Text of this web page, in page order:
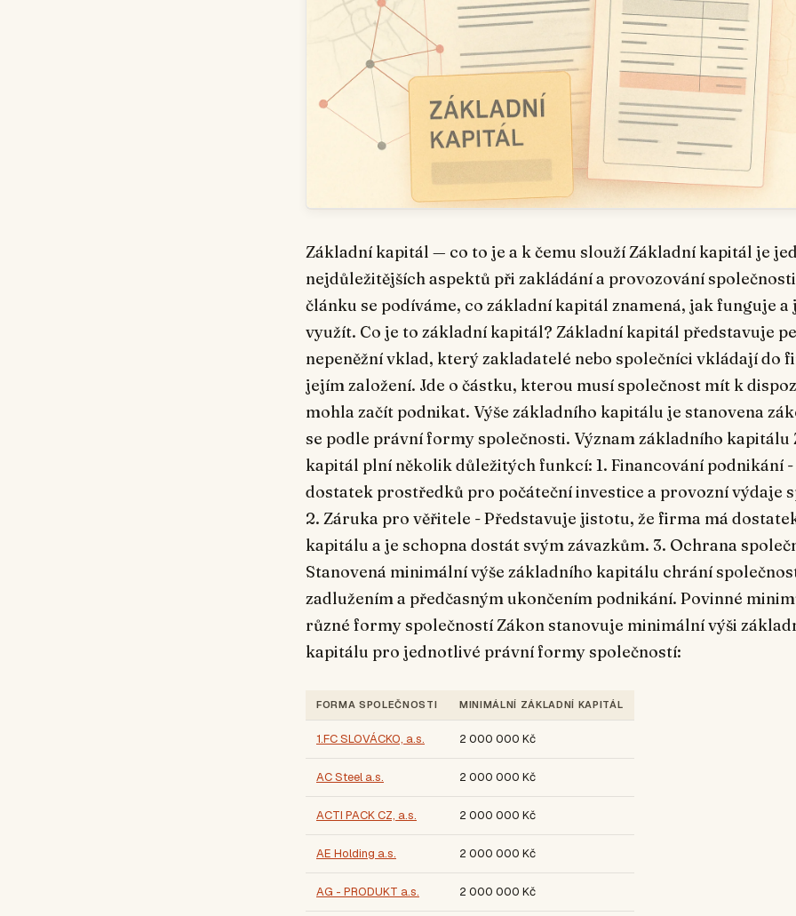
Základní kapitál — co to je a k čemu slouží Základní kapitál je
nejdůležitějších aspektů při zakládání a provozování
článku se podíváme, co základní kapitál znamená, jak funguje a
využít. Co je to základní kapitál? Základní kapitál představuje
nepeněžní vklad, který zakladatelé nebo společníci vkládají do
jejím založení. Jde o částku, kterou musí společnost mít k
mohla začít podnikat. Výše základního kapitálu je stanovena
se podle právní formy společnosti. Význam základního kapitálu
kapitál plní několik důležitých funkcí: 1. Financování podnikání
dostatek prostředků pro počáteční investice a provozní výdaje
2. Záruka pro věřitele - Představuje jistotu, že firma má
kapitálu a je schopna dostát svým závazkům. 3. Ochrana
Stanovená minimální výše základního kapitálu chrání
zadlužením a předčasným ukončením podnikání. Povinné
různé formy společností Zákon stanovuje minimální výši
kapitálu pro jednotlivé právní formy společností:
FORMA SPOLEČNOSTI MINIMÁLNÍ ZÁKLADNÍ KAPITÁL
1.FC SLOVÁCKO, a.s. 2 000 000 Kč
AC Steel a.s. 2 000 000 Kč
ACTI PACK CZ, a.s. 2 000 000 Kč
AE Holding a.s. 2 000 000 Kč
AG - PRODUKT a.s. 2 000 000 Kč